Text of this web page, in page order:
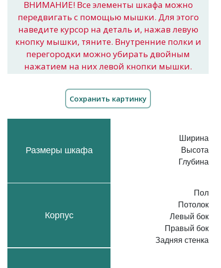
ВНИМАНИЕ! Все элементы шкафа можно
передвигать с помощью мышки. Для этого
наведите курсор на деталь и, нажав левую
кнопку мышки, тяните. Внутренние полки и
перегородки можно убирать двойным
нажатием на них левой кнопки мышки.
Размеры шкафа
Корпус
Ширина
Высота
Глубина
Пол
Потолок
Левый бок
Правый бок
Задняя стенка